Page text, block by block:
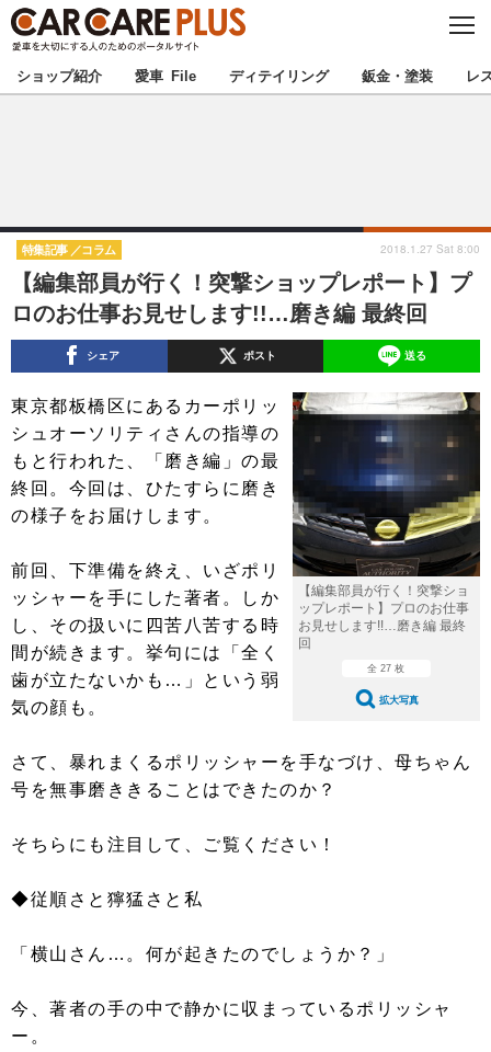
C
S
E
★カーケアプラス認定★ 厳選プロショップを地域から探す
甲信越 北陸
東海 関西
中国 四国
九州 沖縄
注目の記事
ショップレポート 愛車 File
ストップ！不具合修理＆粗悪修理
鈑金・塗装
ディテイリング
洗車
ヘッドライト磨き コーティング
フィルム・ラッピング
小キズ直し 防錆
特集記事
ストップ 不具合修理＆粗悪修理
カーメーカー「旧車」関連プロジェ
ショップ紹介
ショップレポート
レストア
インタビュー
イベント告知 イベントレポート
ショップ紹介 愛車 File ディテイリング 鈑金・塗装 レ
【編集部員が行く！突撃ショップレポート】プ
ロのお仕事お見せします!!…磨き編 最終回
特集記事 コラム 2018.1.27 Sat 8:00
シェア ポスト 送る
【編集部員が行く！突撃ショ
ップレポート】プロのお仕事
お見せします!!…磨き編 最終
回
全 27 枚
拡大写真
東京都板橋区にあるカーポリッ
シュオーソリティさんの指導の
もと行われた、「磨き編」の最
終回。今回は、ひたすらに磨き
の様子をお届けします。
前回、下準備を終え、いざポリ
ッシャーを手にした著者。しか
し、その扱いに四苦八苦する時
間が続きます。挙句には「全く
歯が立たないかも…」という弱
気の顔も。
さて、暴れまくるポリッシャーを手なづけ、母ちゃん
号を無事磨ききることはできたのか？
そちらにも注目して、ご覧ください！
◆従順さと獰猛さと私
「横山さん…。何が起きたのでしょうか？」
今、著者の手の中で静かに収まっているポリッシャ
ー。